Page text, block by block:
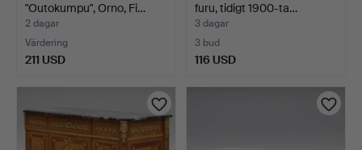
"Outokumpu", Orno, Fi…
2 dagar
Värdering
211 USD
furu, tidigt 1900-ta…
3 dagar
3 bud
116 USD